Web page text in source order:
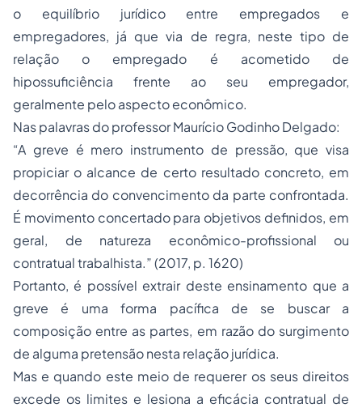
o equilíbrio jurídico entre empregados e
empregadores, já que via de regra, neste tipo de
relação o empregado é acometido de
hipossuficiência frente ao seu empregador,
geralmente pelo aspecto econômico.
Nas palavras do professor Maurício Godinho Delgado:
“A greve é mero instrumento de pressão, que visa
propiciar o alcance de certo resultado concreto, em
decorrência do convencimento da parte confrontada.
É movimento concertado para objetivos definidos, em
geral, de natureza econômico-profissional ou
contratual trabalhista.” (2017, p. 1620)
Portanto, é possível extrair deste ensinamento que a
greve é uma forma pacífica de se buscar a
composição entre as partes, em razão do surgimento
de alguma pretensão nesta relação jurídica.
Mas e quando este meio de requerer os seus direitos
excede os limites e lesiona a eficácia contratual de